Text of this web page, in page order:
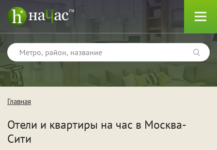
Тип
Квартиры
Главная
Отели и квартиры на час в Москва-
Сити